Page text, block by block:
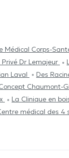
Médical Corps-
Dr Lemajeur
Laval
Des
Chaumont-
La Clinique en
médical des 4